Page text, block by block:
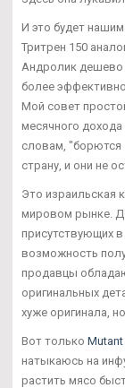
И это будет
Тритрен 150
Андролик дешево
более
Мой совет
месячного
словам, "борются
страну, и они не
Это израильская
мировом рынке.
присутствующих
возможность
продавцы
оригинальных
хуже оригинала,
Вот только
натыкаюсь на
растить мясо